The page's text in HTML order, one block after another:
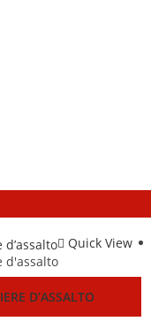
Quick View
D’ASSALTO